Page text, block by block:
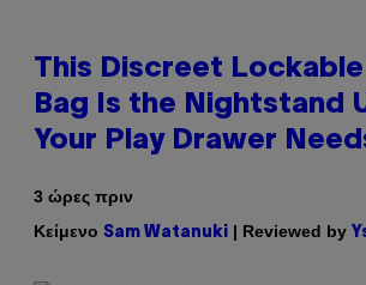
This Discreet Lockable
Bag Is the Nightstand
Your Play Drawer
3 ώρες πριν
Κείμενο Sam Watanuki | Reviewed by